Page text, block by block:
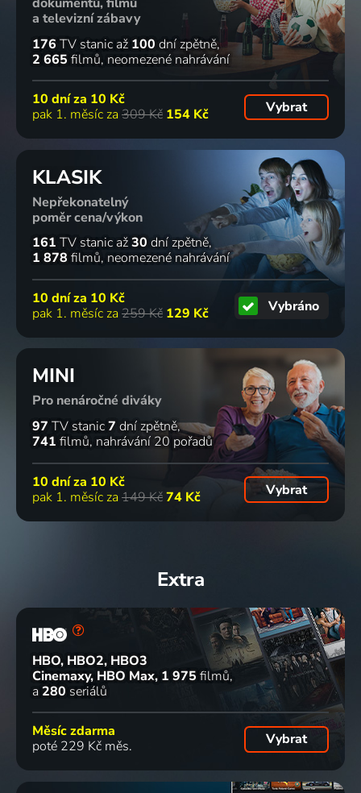
a televizní zábavy
176 TV stanic až 100 dní zpětně
2 665 filmů neomezené nahrávání
10 dní za 10 Kč
pak 1. měsíc za 309 Kč 154 Kč Vybrat
KLASIK
Nepřekonatelný
poměr cena/výkon
161 TV stanic až30 dní zpětně
1 878 filmů neomezené nahrávání
10 dní za 10 Kč
pak 1. měsíc za 259 Kč 129 Kč Vybráno
MINI
Pro nenáročné diváky
97 TV stanic7 dní zpětně
741 filmů nahrávání 20 pořadů
10 dní za 10 Kč
pak 1. měsíc za 149 Kč74 Kč Vybrat
Extra
HBO, HBO2, HBO3
Cinemaxy, HBO Max 1 975 filmů
a 280 seriálů
Měsíc zdarma
poté 229 Kč měs.
Vybrat